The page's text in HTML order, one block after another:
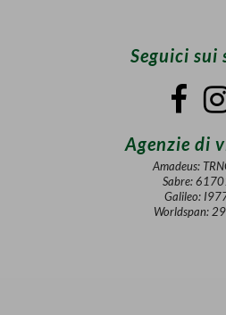
Seguici sui
Agenzie di
Amadeus:
Sabre:
Galileo:
Worldspan: